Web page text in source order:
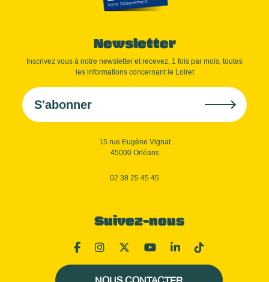
Newsletter
Inscrivez vous à notre newsletter et recevez, 1 fois par mois, toutes
les informations concernant le Loiret
S'abonner
15 rue Eugène Vignat
45000 Orléans
02 38 25 45 45
Suivez-nous